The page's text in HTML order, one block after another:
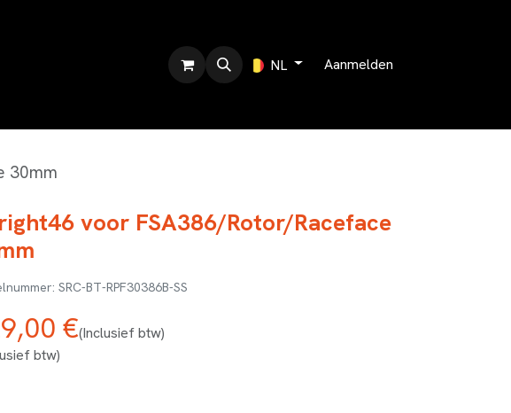
NL Aanmelden
30mm
voor FSA386/Rotor/Raceface
SRC-BT-RPF30386B-SS
€(Inclusief btw)
btw)